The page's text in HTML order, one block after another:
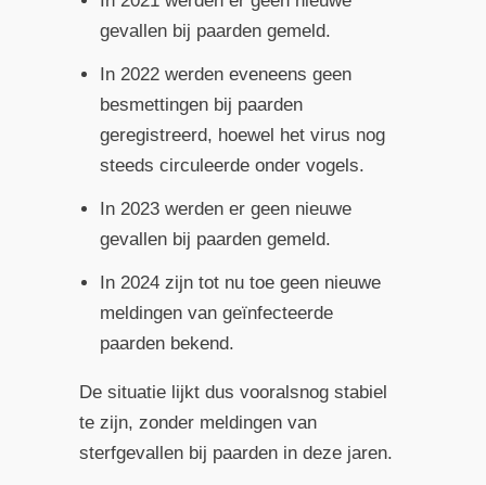
gevallen bij paarden gemeld.
In 2022 werden eveneens geen
besmettingen bij paarden
geregistreerd, hoewel het virus nog
steeds circuleerde onder vogels.
In 2023 werden er geen nieuwe
gevallen bij paarden gemeld.
In 2024 zijn tot nu toe geen nieuwe
meldingen van geïnfecteerde
paarden bekend.
De situatie lijkt dus vooralsnog stabiel
te zijn, zonder meldingen van
sterfgevallen bij paarden in deze jaren.